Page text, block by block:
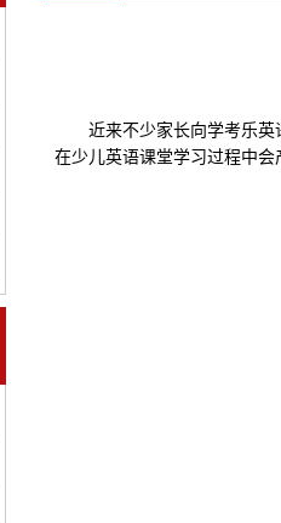
近来不少家长向学考乐英
在少儿英语课堂学习过程中